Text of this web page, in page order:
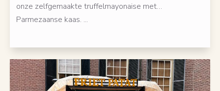
onze zelfgemaakte truffelmayonaise met…
Parmezaanse kaas. ...